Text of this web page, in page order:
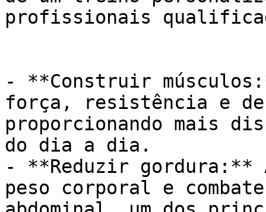
profissionais
- **Construir
força, resistência e
proporcionando mais
do dia a dia.
- **Reduzir gordura:**
peso corporal e